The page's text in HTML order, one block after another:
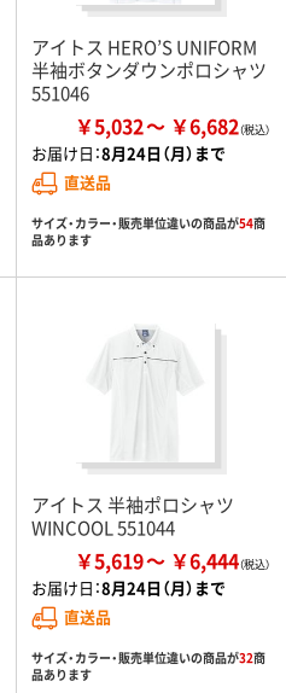
アイトス HERO’S UNIFORM
半袖ボタンダウンポロシャツ
551046
￥5,032 ￥6,682
お届け日：8月24日（月）まで
直送品
サイズ・カラー・販売単位違いの商品が54商
品あります
アイトス 半袖ポロシャツ
WINCOOL 551044
￥5,619 ￥6,444
お届け日：8月24日（月）まで
直送品
サイズ・カラー・販売単位違いの商品が32商
品あります